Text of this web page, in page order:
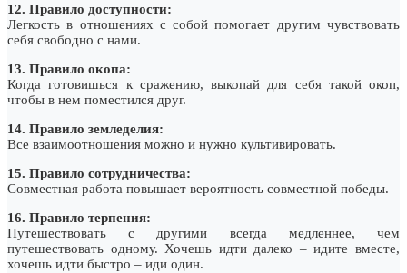
12. Правило доступности:
Легкость в отношениях с собой помогает другим чувствовать
себя свободно с нами.
13. Правило окопа:
Когда готовишься к сражению, выкопай для себя такой окоп,
чтобы в нем поместился друг.
14. Правило земледелия:
Все взаимоотношения можно и нужно культивировать.
15. Правило сотрудничества:
Совместная работа повышает вероятность совместной победы.
16. Правило терпения:
Путешествовать с другими всегда медленнее, чем
путешествовать одному. Хочешь идти далеко – идите вместе,
хочешь идти быстро – иди один.